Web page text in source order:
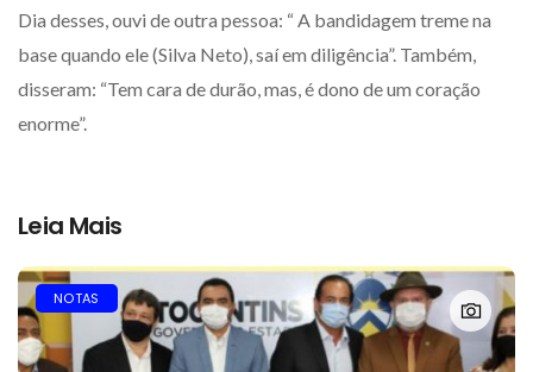
Dia desses, ouvi de outra pessoa: “ A bandidagem treme na
base quando ele (Silva Neto), saí em diligência”. Também,
disseram: “Tem cara de durão, mas, é dono de um coração
enorme”.
Leia Mais
NOTAS